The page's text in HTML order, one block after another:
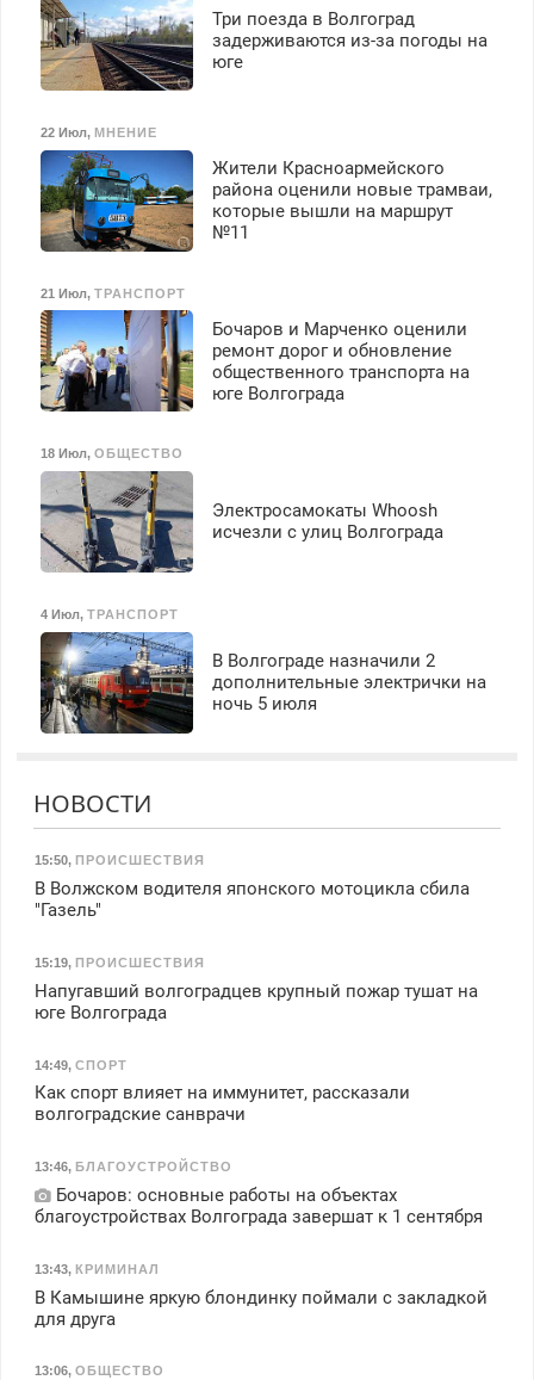
Три поезда в Волгоград
задерживаются из-за погоды на
юге
22 Июл, МНЕНИЕ
Жители Красноармейского
района оценили новые трамваи,
которые вышли на маршрут
№11
21 Июл, ТРАНСПОРТ
Бочаров и Марченко оценили
ремонт дорог и обновление
общественного транспорта на
юге Волгограда
18 Июл, ОБЩЕСТВО
Электросамокаты Whoosh
исчезли с улиц Волгограда
4 Июл, ТРАНСПОРТ
В Волгограде назначили 2
дополнительные электрички на
ночь 5 июля
НОВОСТИ
15:50, ПРОИСШЕСТВИЯ
В Волжском водителя японского мотоцикла сбила
"Газель"
15:19, ПРОИСШЕСТВИЯ
Напугавший волгоградцев крупный пожар тушат на
юге Волгограда
14:49, СПОРТ
Как спорт влияет на иммунитет, рассказали
волгоградские санврачи
13:46, БЛАГОУСТРОЙСТВО
Бочаров: основные работы на объектах
благоустройствах Волгограда завершат к 1 сентября
13:43, КРИМИНАЛ
В Камышине яркую блондинку поймали с закладкой
для друга
13:06, ОБЩЕСТВО